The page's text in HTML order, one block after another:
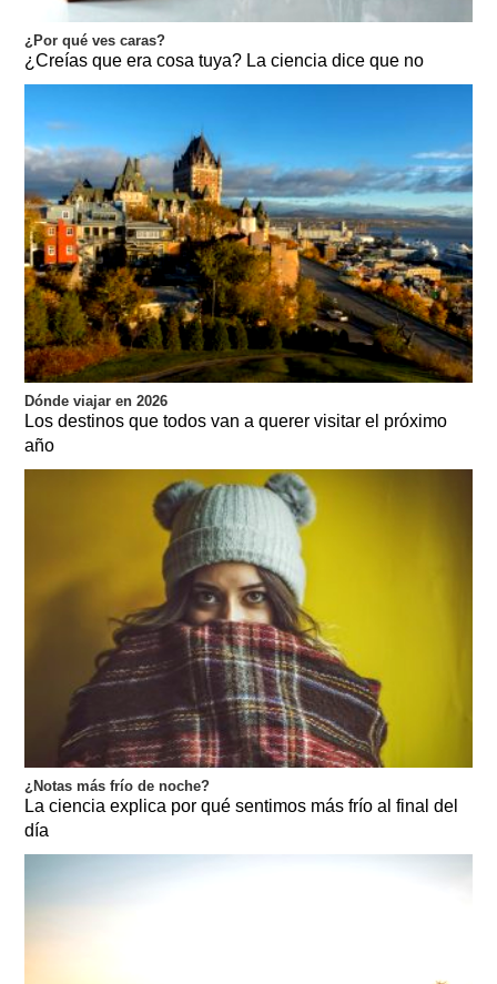
¿Por qué ves caras?
¿Creías que era cosa tuya? La ciencia dice que no
Dónde viajar en 2026
Los destinos que todos van a querer visitar el próximo
año
¿Notas más frío de noche?
La ciencia explica por qué sentimos más frío al final del
día